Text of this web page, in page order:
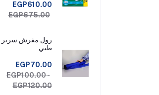
EGP610.00
EGP675.00
رول مفرش سرير
طبي
EGP70.00
EGP100.00 -
EGP120.00